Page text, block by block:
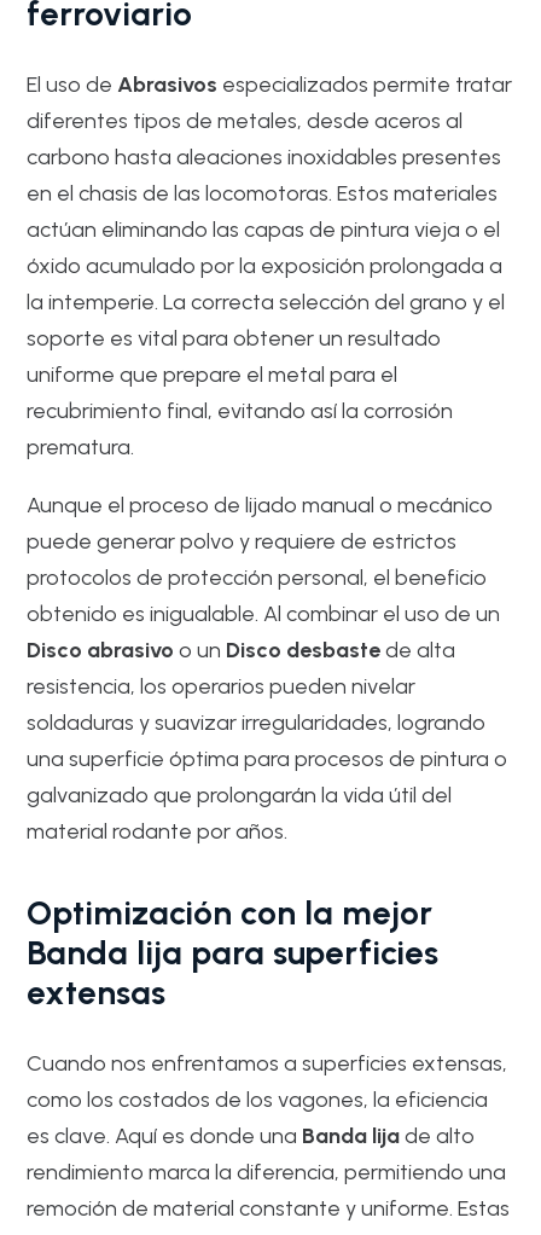
ferroviario
El uso de Abrasivos especializados permite tratar
diferentes tipos de metales, desde aceros al
carbono hasta aleaciones inoxidables presentes
en el chasis de las locomotoras. Estos materiales
actúan eliminando las capas de pintura vieja o el
óxido acumulado por la exposición prolongada a
la intemperie. La correcta selección del grano y el
soporte es vital para obtener un resultado
uniforme que prepare el metal para el
recubrimiento final, evitando así la corrosión
prematura.
Aunque el proceso de lijado manual o mecánico
puede generar polvo y requiere de estrictos
protocolos de protección personal, el beneficio
obtenido es inigualable. Al combinar el uso de un
Disco abrasivo o un Disco desbastede alta
resistencia, los operarios pueden nivelar
soldaduras y suavizar irregularidades, logrando
una superficie óptima para procesos de pintura o
galvanizado que prolongarán la vida útil del
material rodante por años.
Optimización con la mejor
Banda lija para superficies
extensas
Cuando nos enfrentamos a superficies extensas,
como los costados de los vagones, la eficiencia
es clave. Aquí es donde una Banda lijade alto
rendimiento marca la diferencia, permitiendo una
remoción de material constante y uniforme. Estas